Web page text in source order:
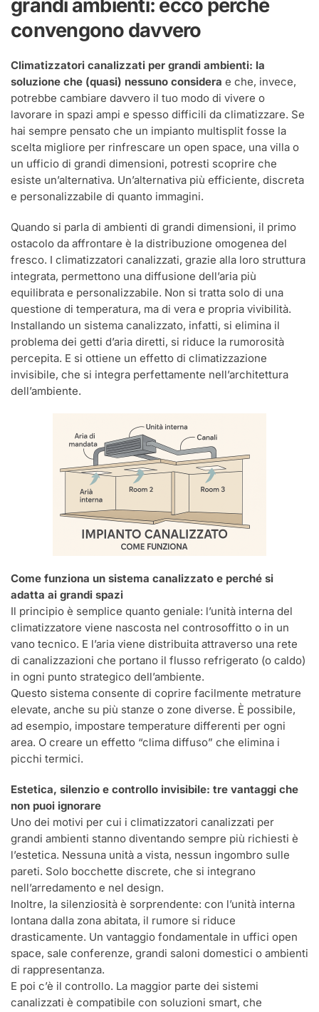
la
che
nessuno
considera
grandi ambienti: ecco perché
convengono davvero
Climatizzatori canalizzati per grandi ambienti: la
soluzione che (quasi) nessuno considera e che, invece,
potrebbe cambiare davvero il tuo modo di vivere o
lavorare in spazi ampi e spesso difficili da climatizzare. Se
hai sempre pensato che un impianto multisplit fosse la
scelta migliore per rinfrescare un open space, una villa o
un ufficio di grandi dimensioni, potresti scoprire che
esiste un’alternativa. Un’alternativa più efficiente, discreta
e personalizzabile di quanto immagini.
Quando si parla di ambienti di grandi dimensioni, il primo
ostacolo da affrontare è la distribuzione omogenea del
fresco. I climatizzatori canalizzati, grazie alla loro struttura
integrata, permettono una diffusione dell’aria più
equilibrata e personalizzabile. Non si tratta solo di una
questione di temperatura, ma di vera e propria vivibilità.
Installando un sistema canalizzato, infatti, si elimina il
problema dei getti d’aria diretti, si riduce la rumorosità
percepita. E si ottiene un effetto di climatizzazione
invisibile, che si integra perfettamente nell’architettura
dell’ambiente.
Come funziona un sistema canalizzato e perché si
adatta ai grandi spazi
Il principio è semplice quanto geniale: l’unità interna del
climatizzatore viene nascosta nel controsoffitto o in un
vano tecnico. E l’aria viene distribuita attraverso una rete
di canalizzazioni che portano il flusso refrigerato (o caldo)
in ogni punto strategico dell’ambiente.
Questo sistema consente di coprire facilmente metrature
elevate, anche su più stanze o zone diverse. È possibile,
ad esempio, impostare temperature differenti per ogni
area. O creare un effetto “clima diffuso” che elimina i
picchi termici.
Estetica, silenzio e controllo invisibile: tre vantaggi che
non puoi ignorare
Uno dei motivi per cui i climatizzatori canalizzati per
grandi ambienti stanno diventando sempre più richiesti è
l’estetica. Nessuna unità a vista, nessun ingombro sulle
pareti. Solo bocchette discrete, che si integrano
nell’arredamento e nel design.
Inoltre, la silenziosità è sorprendente: con l’unità interna
lontana dalla zona abitata, il rumore si riduce
drasticamente. Un vantaggio fondamentale in uffici open
space, sale conferenze, grandi saloni domestici o ambienti
di rappresentanza.
E poi c’è il controllo. La maggior parte dei sistemi
canalizzati è compatibile con soluzioni smart, che